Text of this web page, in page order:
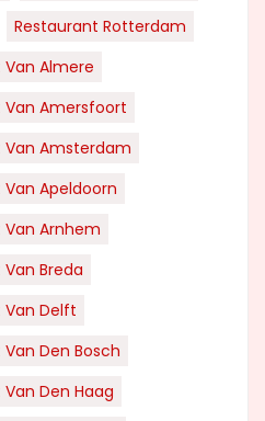
Restaurant Rotterdam
Van Almere
Van Amersfoort
Van Amsterdam
Apeldoorn
Van Arnhem
Breda
Van Delft
Den Bosch
Den Haag